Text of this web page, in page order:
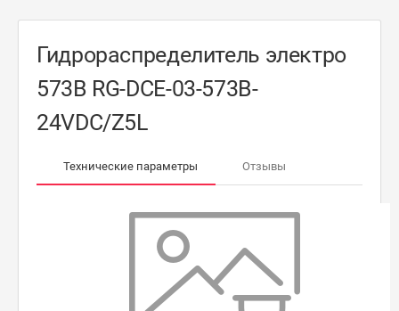
Гидрораспределитель электро
573В RG-DCE-03-573B-
24VDC/Z5L
Технические параметры Отзывы